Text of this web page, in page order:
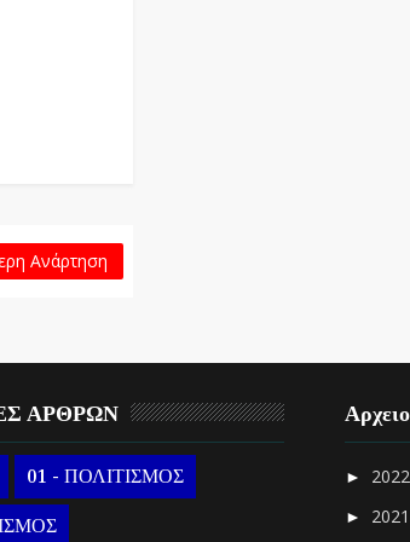
Ανάρτηση
ΑΡΘΡΩΝ
01 - ΠΟΛΙΤΙΣΜΟΣ ► 2022
► 2021